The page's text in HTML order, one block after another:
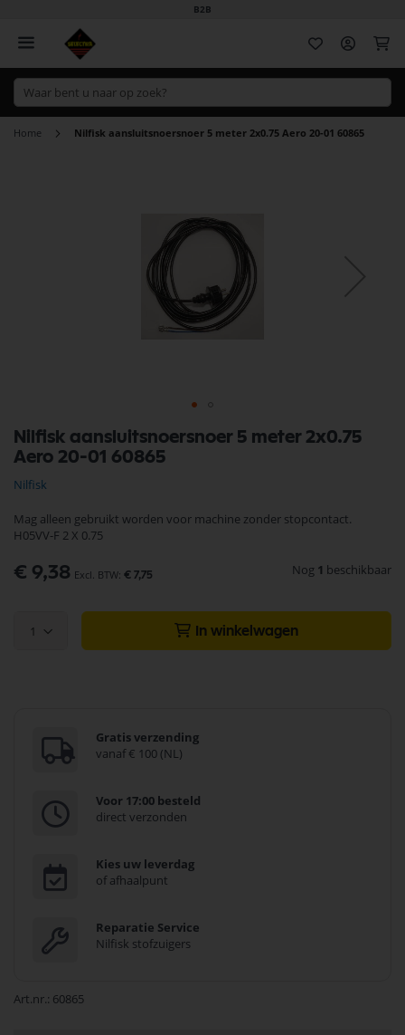
B2B
Home Nilfisk aansluitsnoersnoer 5 meter 2x0.75 Aero 20-01 60865
Nilfisk aansluitsnoersnoer 5 meter 2x0.75
Aero 20-01 60865
Nilfisk
Mag alleen gebruikt worden voor machine zonder stopcontact.
H05VV-F 2 X 0.75
€ 9,38 € 7,75 Nog 1 beschikbaar
1 In winkelwagen
Gratis verzending
vanaf € 100 (NL)
Voor 17:00 besteld
direct verzonden
Kies uw leverdag
of afhaalpunt
Reparatie Service
Nilfisk stofzuigers
Art.nr. 60865
naar
het
van
afbeeldingen-
gallerij